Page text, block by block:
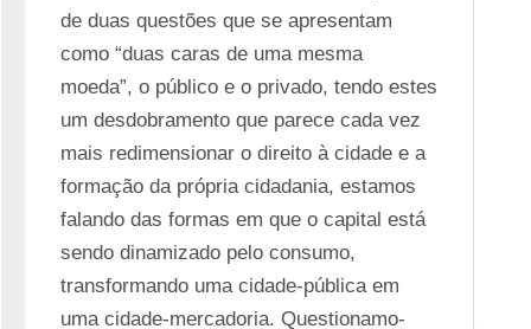
de duas questões que se apresentam
como “duas caras de uma mesma
moeda”, o público e o privado, tendo estes
um desdobramento que parece cada vez
mais redimensionar o direito à cidade e a
formação da própria cidadania, estamos
falando das formas em que o capital está
sendo dinamizado pelo consumo,
transformando uma cidade-pública em
uma cidade-mercadoria. Questionamo-